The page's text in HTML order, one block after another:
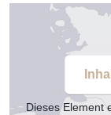
Dieses Element